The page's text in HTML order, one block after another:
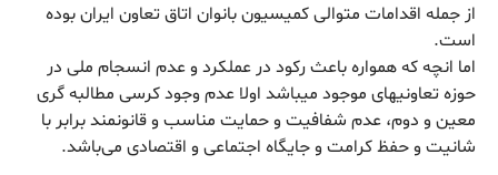
از جمله اقدامات متوالی کمیسیون بانوان اتاق تعاون ایران بوده
است.
اما انچه که همواره باعث رکود در عملکرد و عدم انسجام ملی در
حوزه تعاونیهای موجود میباشد اولا عدم وجود کرسی مطالبه گری
معین و دوم، عدم شفافیت و حمایت مناسب و قانونمند برابر با
شانیت و حفظ کرامت و جایگاه اجتماعی و اقتصادی می‌باشد.